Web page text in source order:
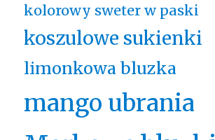
kolorowy sweter w paski
koszulowe sukienki
limonkowa bluzka
mango ubrania